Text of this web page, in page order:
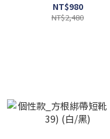
NT$980
NT$2,480